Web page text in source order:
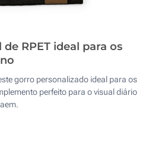
RPET ideal para os
gorro personalizado ideal para os
perfeito para o visual diário